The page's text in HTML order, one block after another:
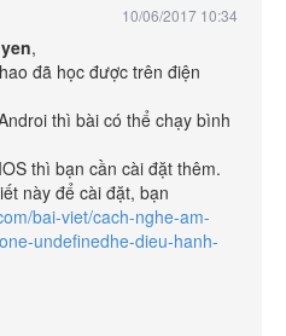
10/06/2017 10:34
,
đã học được trên điện
thì bài có thể chạy bình
thì bạn cần cài đặt thêm.
này để cài đặt, bạn
bai-viet/cach-nghe-am-
undefinedhe-dieu-hanh-